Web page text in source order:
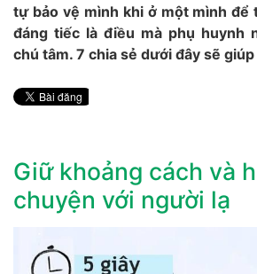
tự bảo vệ mình khi ở một mình để
đáng tiếc là điều mà phụ huynh
chú tâm. 7 chia sẻ dưới đây sẽ
Giữ khoảng cách và
chuyện với người lạ